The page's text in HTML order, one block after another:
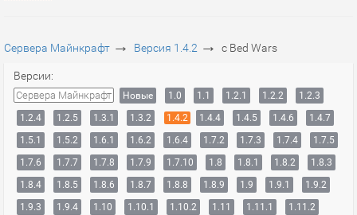
Сервера Майнкрафт → Версия 1.4.2 → с Bed Wars
Версии:
Сервера Майнкрафт Новые 1.0 1.1 1.2.1 1.2.2
1.2.3
1.2.4
1.2.5 1.3.1 1.3.2 1.4.2 1.4.4 1.4.5 1.4.6
1.4.7
1.5.1
1.5.2 1.6.1 1.6.2 1.6.4 1.7.2 1.7.3 1.7.4
1.7.5
1.7.6
1.7.7 1.7.8 1.7.9 1.7.10 1.8 1.8.1 1.8.2
1.8.3
1.8.4
1.8.5 1.8.6 1.8.7 1.8.8 1.8.9 1.9 1.9.1
1.9.2
1.9.3
1.9.4 1.10 1.10.1 1.10.2 1.11 1.11.1
1.11.2